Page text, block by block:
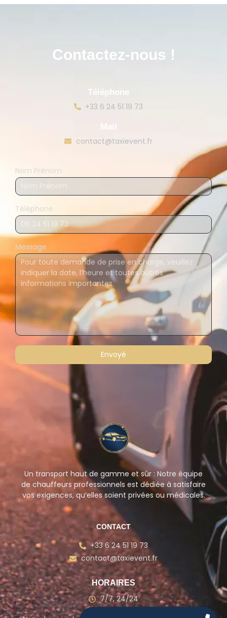
Contactez-nous !
Téléphone
+33 6 24 51 19 73
Mail
contact@taxievent.fr
Nom Prénom
Téléphone
Message
Envoyé
Un transport haut de gamme et sûr : Notre équipe
de chauffeurs professionnels est dédiée à satisfaire
vos exigences, qu’elles soient privées ou médicales.
CONTACT
+33 6 24 51 19 73
contact@taxievent.fr
HORAIRES
7/7, 24/24